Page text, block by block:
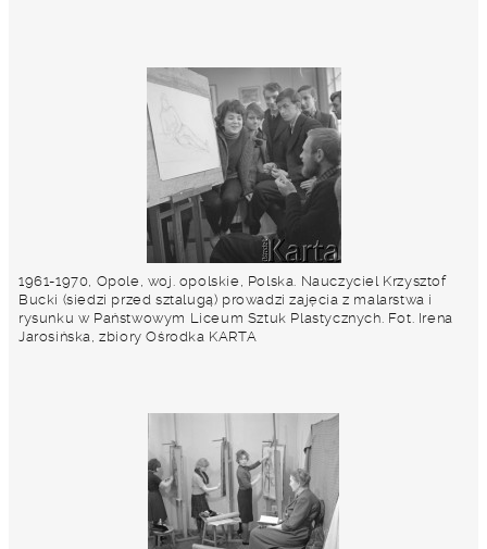
1961-1970, Opole, woj. opolskie, Polska. Nauczyciel Krzysztof
Bucki (siedzi przed sztalugą) prowadzi zajęcia z malarstwa i
rysunku w Państwowym Liceum Sztuk Plastycznych. Fot. Irena
Jarosińska, zbiory Ośrodka KARTA